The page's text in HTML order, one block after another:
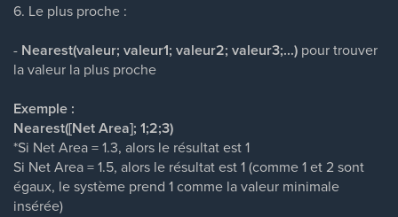
6. Le plus proche :
- Nearest(valeur; valeur1; valeur2; valeur3;...) pour trouver
la valeur la plus proche
Exemple :
Nearest([Net Area]; 1;2;3)
*Si Net Area = 1.3, alors le résultat est 1
Si Net Area = 1.5, alors le résultat est 1 (comme 1 et 2 sont
égaux, le système prend 1 comme la valeur minimale
insérée)